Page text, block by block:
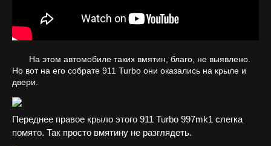
На этом автомобиле таких вмятин, благо, не выявлено.
Но вот на его собрате 911 Turbo они оказались на крыле и
двери.
Переднее правое крыло этого 911 Turbo 997mk1 слегка
помято. Так просто вмятину не разглядеть.